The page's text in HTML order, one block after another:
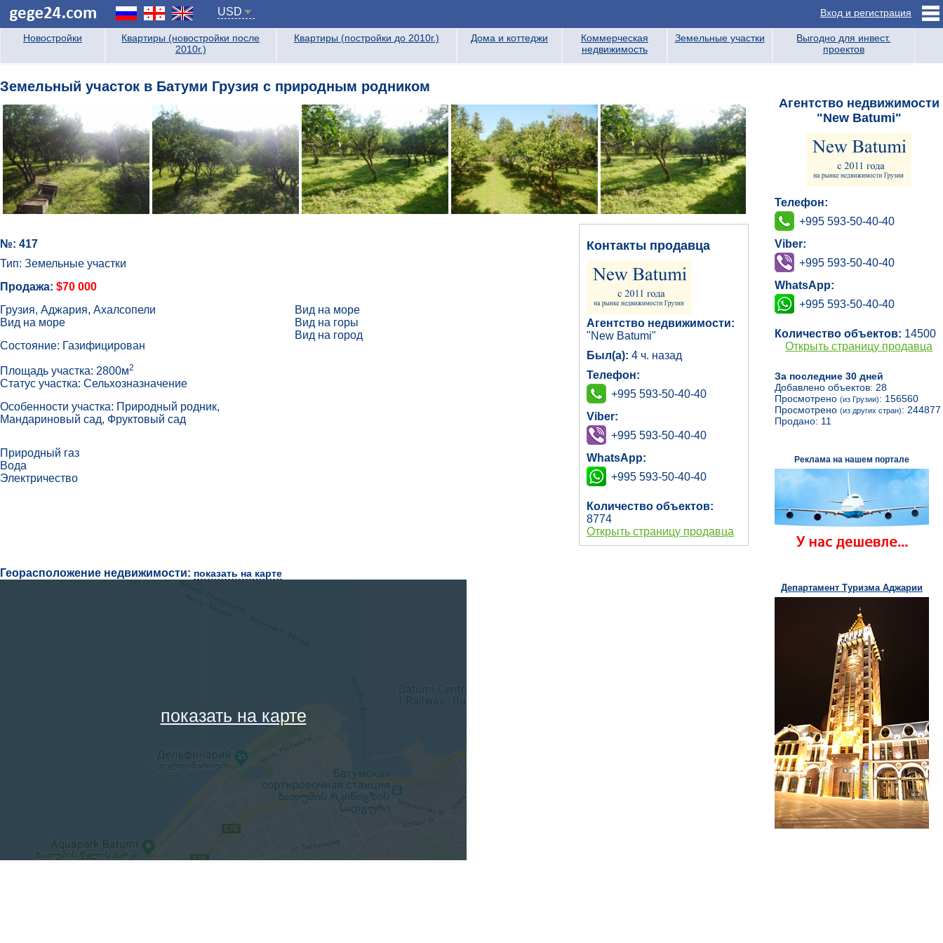
USD Вход и регистрация
Новостройки
Квартиры (новостройки после
2010г.)
Квартиры (постройки до 2010г.) Дома и коттеджи
Коммерческая
недвижимость
Земельные участки
Выгодно для инвест.
проектов
Земельный участок в Батуми Грузия с природным родником
№: 417
Тип: Земельные участки
Продажа: $70 000
Грузия, Аджария, Ахалсопели
Вид на море
Состояние: Газифицирован
Площадь участка: 2800м2
Статус участка: Сельхозназначение
Особенности участка: Природный родник,
Мандариновый сад, Фруктовый сад
Вид на море
Вид на горы
Вид на город
Природный газ
Вода
Электричество
Контакты продавца
Агентство недвижимости:
"New Batumi"
Был(а): 4 ч. назад
Телефон:
+995 593-50-40-40
Viber:
+995 593-50-40-40
WhatsApp:
+995 593-50-40-40
Количество объектов:
8774
Открыть страницу продавца
Георасположение недвижимости: показать на карте
показать на карте
Агентство недвижимости
"New Batumi"
Телефон:
+995 593-50-40-40
Viber:
+995 593-50-40-40
WhatsApp:
+995 593-50-40-40
Количество объектов: 14500
Открыть страницу продавца
За последние 30 дней
Добавлено объектов: 28
Просмотрено (из Грузии): 156560
Просмотрено (из других стран): 244877
Продано: 11
Реклама на нашем портале
Департамент Туризма Аджарии